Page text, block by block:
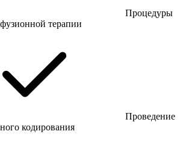
Процедуры
терапии
Проведение
кодирования